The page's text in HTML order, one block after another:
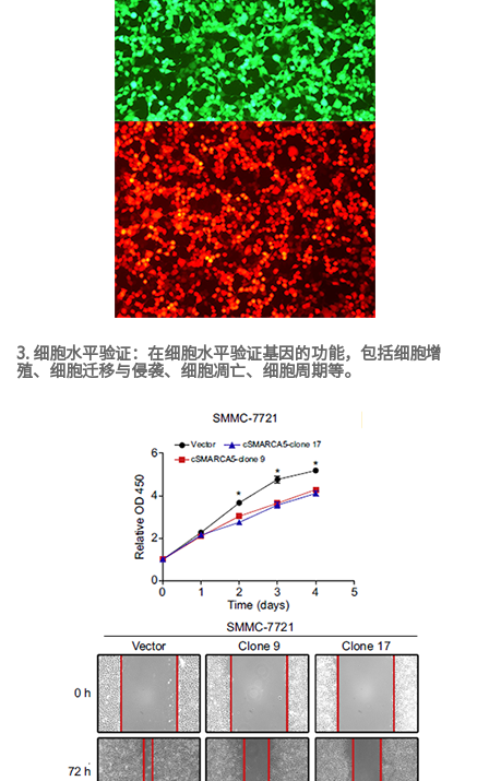
3. 细胞水平验证：在细胞水平验证基因的功能，包括细胞增
殖、细胞迁移与侵袭、细胞凋亡、细胞周期等。